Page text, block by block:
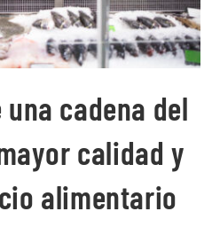
cadena del
calidad y
alimentario